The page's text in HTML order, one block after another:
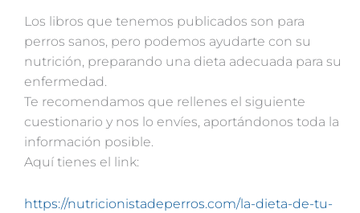
Los libros que tenemos publicados son para
perros sanos, pero podemos ayudarte con su
nutrición, preparando una dieta adecuada para su
enfermedad.
Te recomendamos que rellenes el siguiente
cuestionario y nos lo envíes, aportándonos toda la
información posible.
Aquí tienes el link:
https://nutricionistadeperros.com/la-dieta-de-tu-